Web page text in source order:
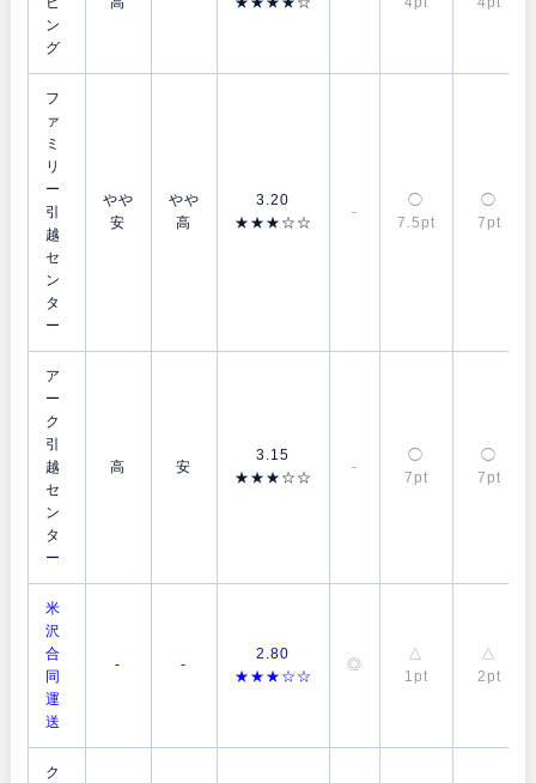
ン
グ
フ
ァ
ミ
リ
ー
引
越
セ
ン
タ
ー
やや
安
やや
高
3.20
★★★☆☆
-
◯
7.5pt
◯
7pt
ア
ー
ク
引
越
セ
ン
タ
ー
高 安
3.15
★★★☆☆
-
◯
7pt
◯
7pt
米
沢
合
同
運
送
- -
2.80
★★★☆☆
◎
△
1pt
△
2pt
ク